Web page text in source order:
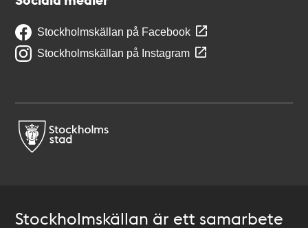
Stockholmskällan på Facebook
Stockholmskällan på Instagram
Stockholmskällan är ett samarbete